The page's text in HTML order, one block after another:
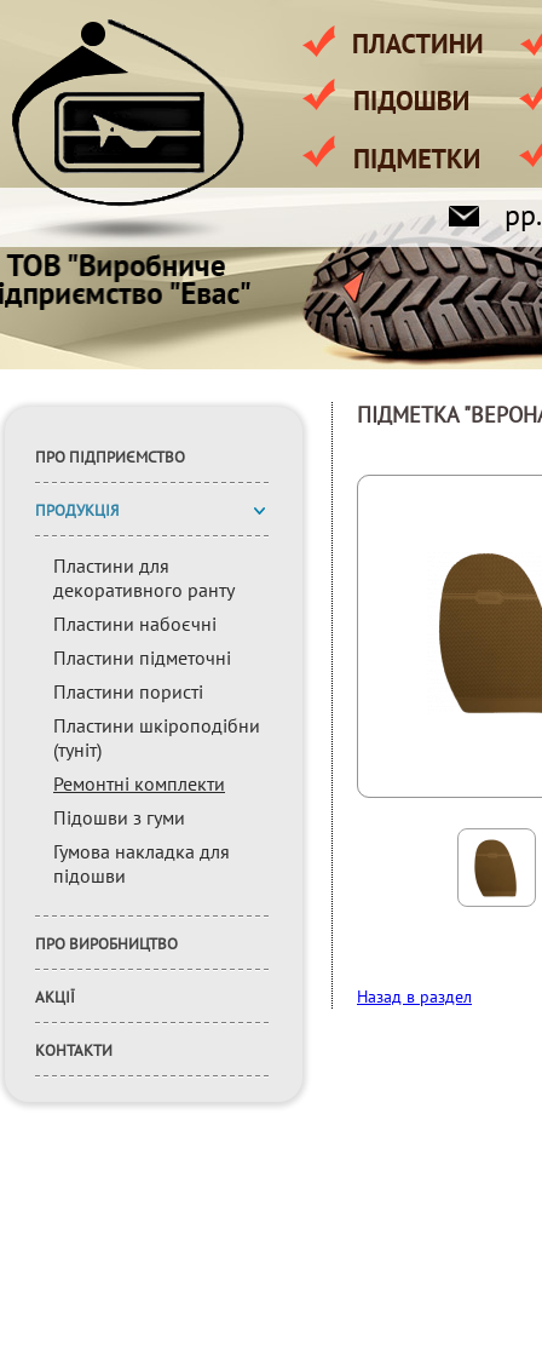
ПРО ПІДПРИЄМСТВО
ПРОДУКЦІЯ
Пластини для
декоративного ранту
Пластини набоєчні
Пластини підметочні
Пластини пористі
Пластини шкіроподібни
(туніт)
Ремонтні комплекти
Підошви з гуми
Гумова накладка для
підошви
ПРО ВИРОБНИЦТВО
АКЦІЇ
КОНТАКТИ
ПІДМЕТКА
Назад в раздел